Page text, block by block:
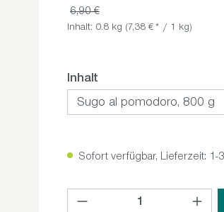
Regulärer Preis:
6,90 €
Inhalt: 0.8 kg (7,38 €* / 1 kg)
Inhalt
Sofort verfügbar, Lieferzeit: 1-
Produkt Anzahl: Gib den